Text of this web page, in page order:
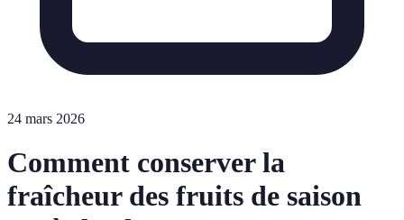
24 mars 2026
Comment conserver la
fraîcheur des fruits de saison